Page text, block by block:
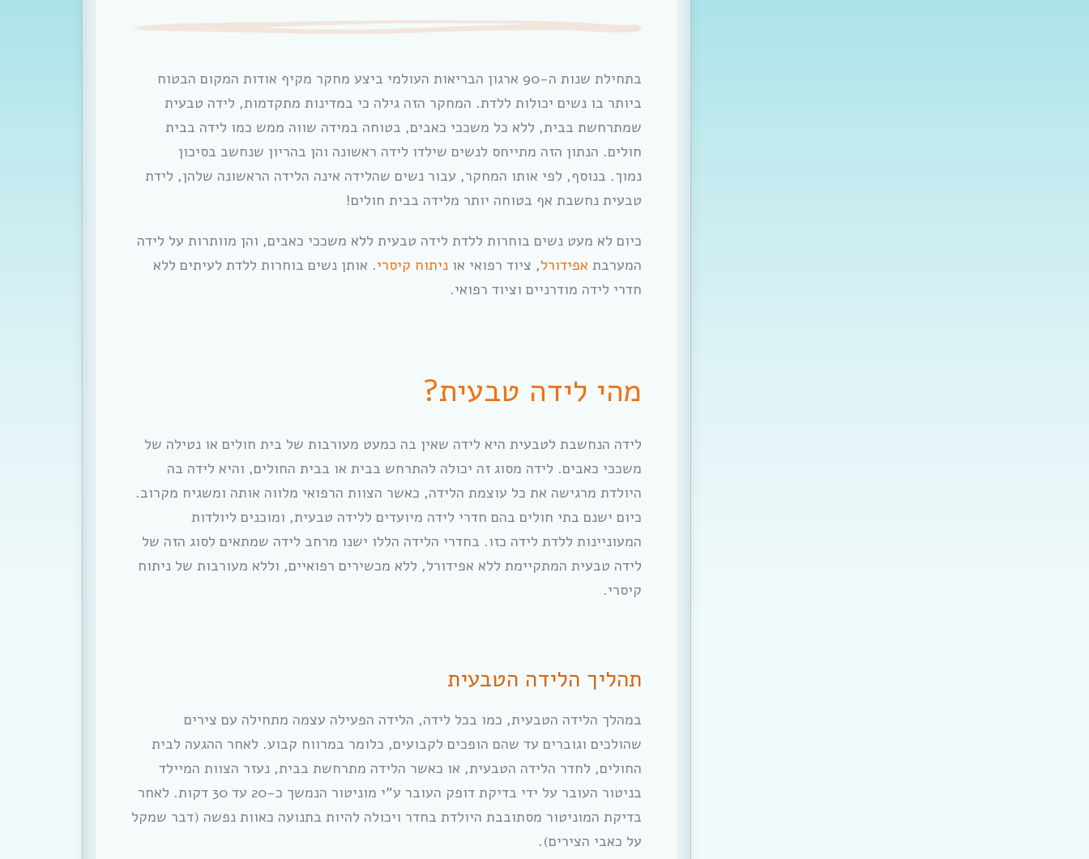
בתחילת שנות ה-90 ארגון הבריאות העולמי ביצע מחקר מקיף אודות המקום הבטוח
ביותר בו נשים יכולות ללדת. המחקר הזה גילה כי במדינות מתקדמות, לידה טבעית
שמתרחשת בבית, ללא כל משככי כאבים, בטוחה במידה שווה ממש כמו לידה בבית
חולים. הנתון הזה מתייחס לנשים שילדו לידה ראשונה והן בהריון שנחשב בסיכון
נמוך. בנוסף, לפי אותו המחקר, עבור נשים שהלידה אינה הלידה הראשונה שלהן, לידת
טבעית נחשבת אף בטוחה יותר מלידה בבית חולים!
כיום לא מעט נשים בוחרות ללדת לידה טבעית ללא משככי כאבים, והן מוותרות על לידה
המערבת אפידורל, ציוד רפואי או ניתוח קיסרי. אותן נשים בוחרות ללדת לעיתים ללא
חדרי לידה מודרניים וציוד רפואי.
מהי לידה טבעית?
לידה הנחשבת לטבעית היא לידה שאין בה כמעט מעורבות של בית חולים או נטילה של
משככי כאבים. לידה מסוג זה יכולה להתרחש בבית או בבית החולים, והיא לידה בה
היולדת מרגישה את כל עוצמת הלידה, כאשר הצוות הרפואי מלווה אותה ומשגיח מקרוב.
כיום ישנם בתי חולים בהם חדרי לידה מיועדים ללידה טבעית, ומוכנים ליולדות
המעוניינות ללדת לידה כזו. בחדרי הלידה הללו ישנו מרחב לידה שמתאים לסוג הזה של
לידה טבעית המתקיימת ללא אפידורל, ללא מכשירים רפואיים, וללא מעורבות של ניתוח
קיסרי.
תהליך הלידה הטבעית
במהלך הלידה הטבעית, כמו בכל לידה, הלידה הפעילה עצמה מתחילה עם צירים
שהולכים וגוברים עד שהם הופכים לקבועים, כלומר במרווח קבוע. לאחר ההגעה לבית
החולים, לחדר הלידה הטבעית, או כאשר הלידה מתרחשת בבית, נעזר הצוות המיילד
בניטור העובר על ידי בדיקת דופק העובר ע”י מוניטור הנמשך כ-20 עד 30 דקות. לאחר
בדיקת המוניטור מסתובבת היולדת בחדר ויכולה להיות בתנועה כאוות נפשה (דבר שמקל
על כאבי הצירים).